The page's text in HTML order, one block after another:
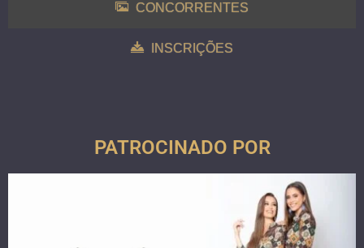
CONCORRENTES
INSCRIÇÕES
PATROCINADO POR